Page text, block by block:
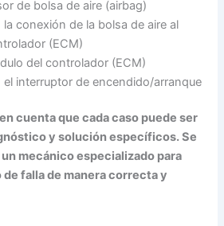
de bolsa de aire (airbag)
conexión de la bolsa de aire al
(ECM)
del controlador (ECM)
el interruptor de encendido/arranque
cuenta que cada caso puede ser
y solución específicos. Se
mecánico especializado para
falla de manera correcta y